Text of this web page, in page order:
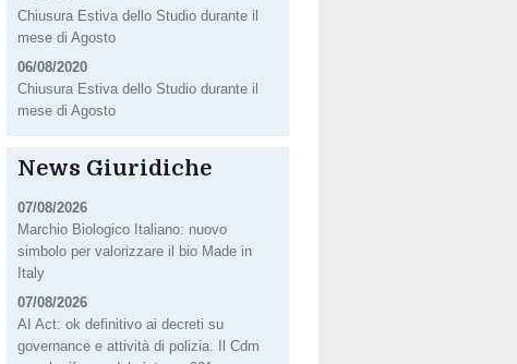
Chiusura Estiva dello Studio durante il
mese di Agosto
06/08/2020
Chiusura Estiva dello Studio durante il
mese di Agosto
News Giuridiche
07/08/2026
Marchio Biologico Italiano: nuovo
simbolo per valorizzare il bio Made in
Italy
07/08/2026
AI Act: ok definitivo ai decreti su
governance e attività di polizia. Il Cdm